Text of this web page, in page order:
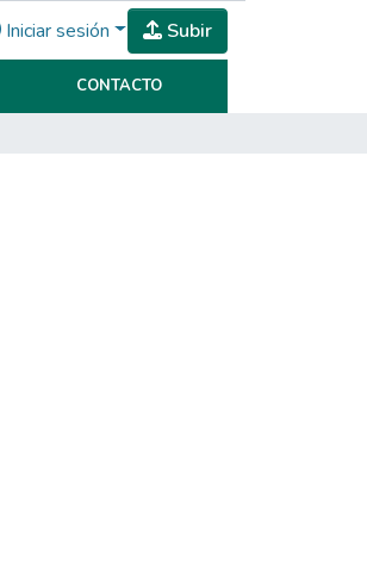
Iniciar sesión Subir
CONTACTO